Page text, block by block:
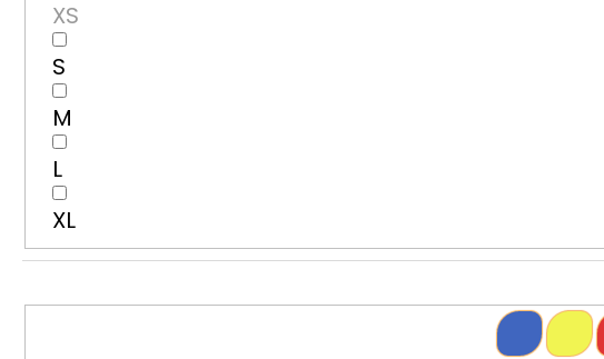
XS
S
M
L
XL